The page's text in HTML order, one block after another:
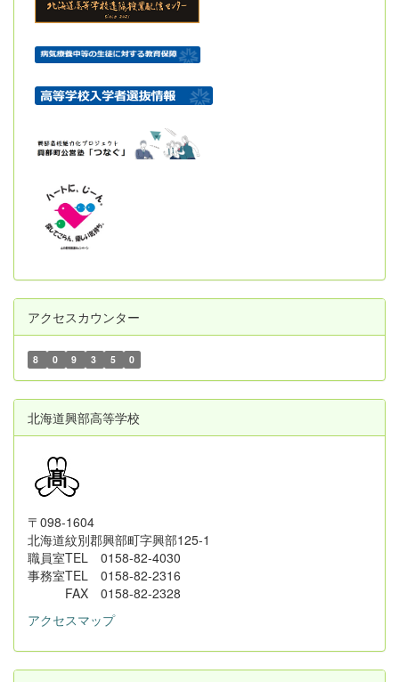
アクセスカウンター
8 0 9 3 5 0
北海道興部高等学校
〒098-1604
北海道紋別郡興部町字興部125-1
職員室TEL 0158-82-4030
事務室TEL 0158-82-2316
FAX 0158-82-2328
アクセスマップ